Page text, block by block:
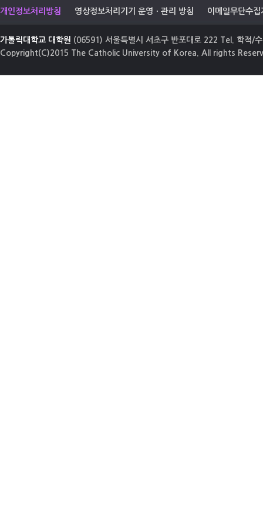
개인정보처리방침 영상정보처리기기 운영ㆍ관리 방침 이메일무단수집
가톨릭대학교 대학원 (06591) 서울특별시 서초구 반포대로 222 Tel. 학적/
Copyright(C)2015 The Catholic University of Korea. All rights